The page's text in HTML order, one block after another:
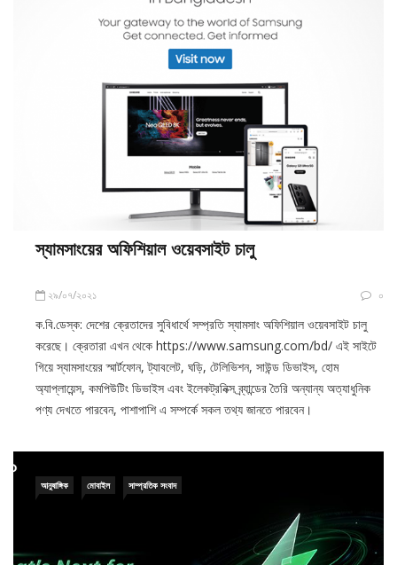
স্যামসাংয়ের অফিশিয়াল ওয়েবসাইট চালু
২৯/০৭/২০২১ ০
ক.বি.ডেস্ক: দেশের ক্রেতাদের সুবিধার্থে সম্প্রতি স্যামসাং অফিশিয়াল ওয়েবসাইট চালু
করেছে। ক্রেতারা এখন থেকে https://www.samsung.com/bd/ এই সাইটে
গিয়ে স্যামসাংয়ের স্মার্টফোন, ট্যাবলেট, ঘড়ি, টেলিভিশন, সাউন্ড ডিভাইস, হোম
অ্যাপ্লায়েন্স, কমপিউটিং ডিভাইস এবং ইলেকট্রনিক্স ব্র্যান্ডের তৈরি অন্যান্য অত্যাধুনিক
পণ্য দেখতে পারবেন, পাশাপাশি এ সম্পর্কে সকল তথ্য জানতে পারবেন।
আনুষাঙ্গিক মোবাইল সাম্প্রতিক সংবাদ